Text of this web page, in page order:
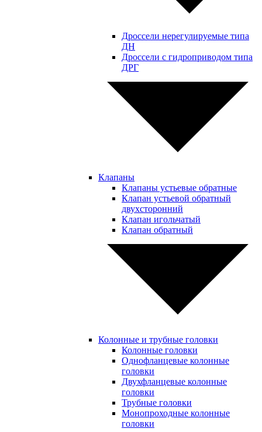
Дроссели нерегулируемые типа
ДН
Дроссели с гидроприводом типа
ДРГ
Клапаны
Клапаны устьевые обратные
Клапан устьевой обратный
двухсторонний
Клапан игольчатый
Клапан обратный
Колонные и трубные головки
Колонные головки
Однофланцевые колонные
головки
Двухфланцевые колонные
головки
Трубные головки
Монопроходные колонные
головки